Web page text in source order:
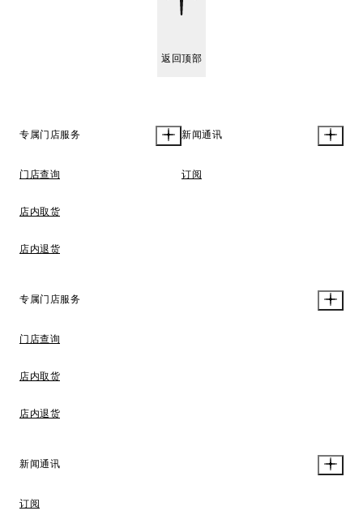
返回顶部
专属门店服务
门店查询
店内取货
店内退货
新闻通讯
订阅
专属门店服务
门店查询
店内取货
店内退货
新闻通讯
订阅